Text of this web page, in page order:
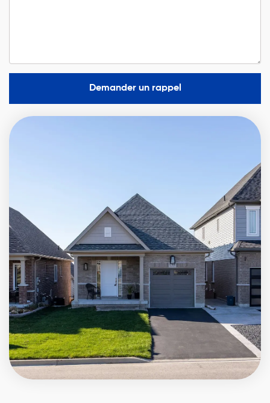
Demander un rappel